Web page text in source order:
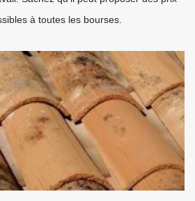
à toutes les bourses.